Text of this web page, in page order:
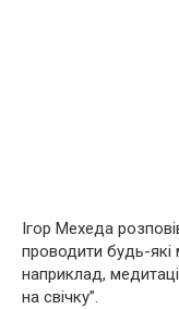
Ігор Мехеда
проводити будь-які
наприклад,
на свічку”.